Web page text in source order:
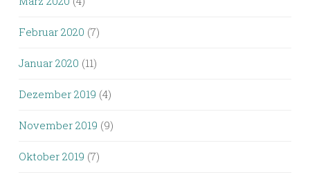
Februar 2020 (7)
Januar 2020 (11)
Dezember 2019 (4)
November 2019 (9)
Oktober 2019 (7)